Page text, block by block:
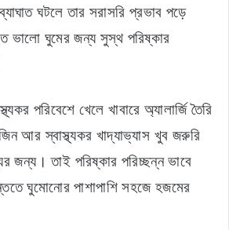
ঘটলে তার সরাসরি প্রভাব পড়ে
ভালো ঘুমের জন্য সুস্থ পরিষ্কার
পরিবেশে খেলে খাবারে অ্যালার্জি তৈরি
আর স্বাস্থ্যকর খাদ্যাভ্যাস খুব জরুরি
জন্য। তাই পরিষ্কার পরিচ্ছন্ন ভাবে
ঘুমোনোর পাশাপাশি সহজে হজমের